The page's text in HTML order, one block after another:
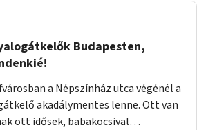
Budapesten,
a Népszínház utca végénél a
akadálymentes lenne. Ott van
ott idősek, babakocsival